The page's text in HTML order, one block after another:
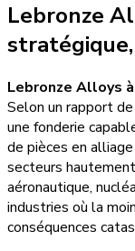
Lebronze
Lebronze Alloys
Selon un rapport
une fonderie
de pièces en
secteurs
aéronautique,
industries où la
conséquences